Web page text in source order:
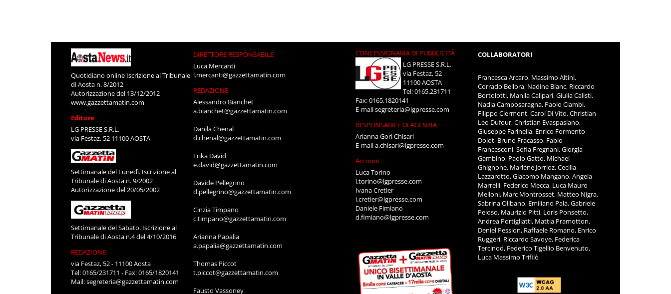
Quotidiano online Iscrizione al Tribunale
di Aosta n. 8/2012
Autorizzazione del 13/12/2012
www.gazzettamatin.com
Editore
LG PRESSE S.R.L.
via Festaz, 52 11100 AOSTA
Settimanale del Lunedì. Iscrizione al
Tribunale di Aosta n. 9/2002
Autorizzazione del 20/05/2002
Settimanale del Sabato. Iscrizione al
Tribunale di Aosta n.4 del 4/10/2016
REDAZIONE
via Festaz, 52 - 11100 Aosta
Tel: 0165/231711 - Fax: 0165/1820141
Mail:segreteria@gazzettamatin.com
DIRETTORE RESPONSABILE
Luca Mercanti
l.mercanti@gazzettamatin.com
REDAZIONE
Alessandro Bianchet
a.bianchet@gazzettamatin.com
Danila Chenal
d.chenal@gazzettamatin.com
Erika David
e.david@gazzettamatin.com
Davide Pellegrino
d.pellegrino@gazzettamatin.com
Cinzia Timpano
c.timpano@gazzettamatin.com
Arianna Papalia
a.papalia@gazzettamatin.com
Thomas Piccot
t.piccot@gazzettamatin.com
Fausto Vassoney
CONCESSIONARIA DI PUBBLICITÀ
LG PRESSE S.R.L.
via Festaz, 52
11100 AOSTA
Tel: 0165.231711
Fax: 0165.1820141
E-mailsegreteria@lgpresse.com
RESPONSABILE DI AGENZIA
Arianna Gori Chisari
E-maila.chisari@lgpresse.com
Account
Luca Torino
l.torino@lgpresse.com
Ivana Cretier
i.cretier@lgpresse.com
Daniele Fimiano
d.fimiano@lgpresse.com
COLLABORATORI
Francesca Arcaro, Massimo Altini,
Corrado Bellora, Nadine Blanc, Riccardo
Bortolotti, Manila Calipari, Giulia Calisti,
Nadia Camposaragna, Paolo Ciambi,
Filippo Clermont, Carol Di Vito, Christian
Leo Dufour, Christian Evaspasiano,
Giuseppe Farinella, Enrico Formento
Dojot, Bruno Fracasso, Fabio
Francesconi, Sofia Fregnani, Giorgia
Gambino, Paolo Gatto, Michael
Ghignone, Marlène Jorrioz, Cecilia
Lazzarotto, Giacomo Mangano, Angela
Marrelli, Federico Mecca, Luca Mauro
Melloni, Marc Montrosset, Matteo Nigra,
Sabrina Olibano, Emiliano Pala, Gabriele
Peloso, Maurizio Pitti, Loris Ponsetto,
Andrea Portigliatti, Mattia Pramotton,
Deniel Pession, Raffaele Romano, Enrico
Ruggeri, Riccardo Savoye, Federica
Tercinod, Federico Tigellio Benvenuto,
Luca Massimo Trifilò